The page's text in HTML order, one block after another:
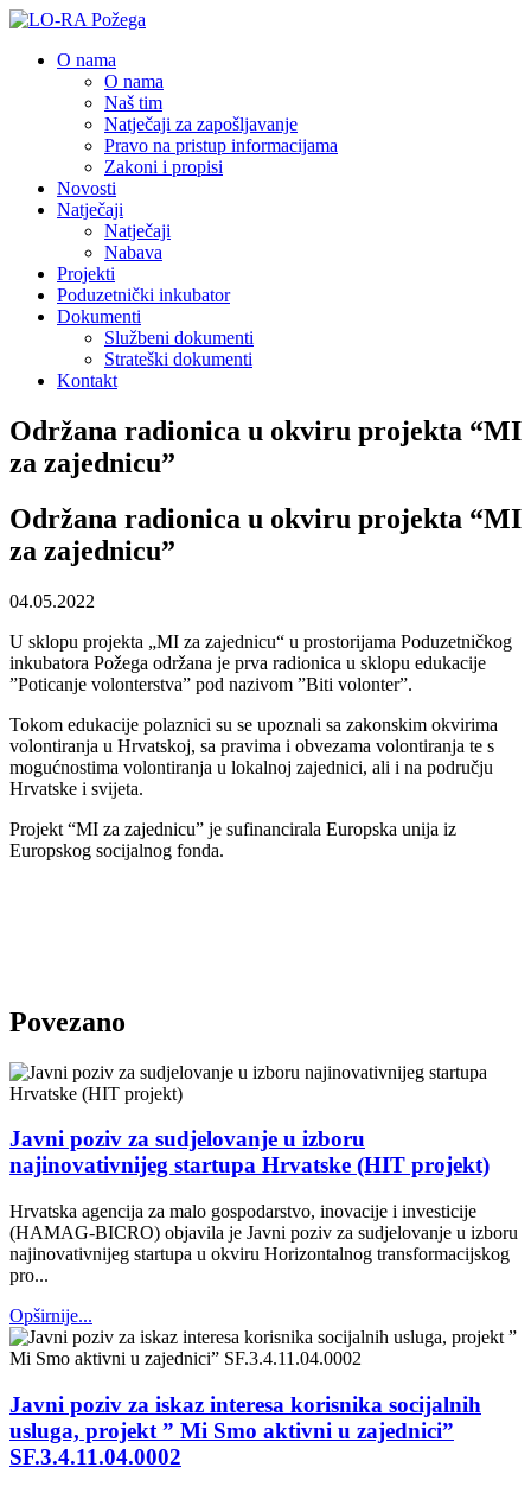
O nama
O nama
Naš tim
Natječaji za zapošljavanje
Pravo na pristup informacijama
Zakoni i propisi
Novosti
Natječaji
Natječaji
Nabava
Projekti
Poduzetnički inkubator
Dokumenti
Službeni dokumenti
Strateški dokumenti
Kontakt
Održana radionica u okviru projekta “MI
za zajednicu”
Održana radionica u okviru projekta “MI
za zajednicu”
04.05.2022
U sklopu projekta „MI za zajednicu“ u prostorijama Poduzetničkog
inkubatora Požega održana je prva radionica u sklopu edukacije
”Poticanje volonterstva” pod nazivom ”Biti volonter”.
Tokom edukacije polaznici su se upoznali sa zakonskim okvirima
volontiranja u Hrvatskoj, sa pravima i obvezama volontiranja te s
mogućnostima volontiranja u lokalnoj zajednici, ali i na području
Hrvatske i svijeta.
Projekt “MI za zajednicu” je sufinancirala Europska unija iz
Europskog socijalnog fonda.
Povezano
Javni poziv za sudjelovanje u izboru
najinovativnijeg startupa Hrvatske (HIT projekt)
Hrvatska agencija za malo gospodarstvo, inovacije i investicije
(HAMAG-BICRO) objavila je Javni poziv za sudjelovanje u izboru
najinovativnijeg startupa u okviru Horizontalnog transformacijskog
pro...
Opširnije...
Javni poziv za iskaz interesa korisnika socijalnih
usluga, projekt ” Mi Smo aktivni u zajednici”
SF.3.4.11.04.0002